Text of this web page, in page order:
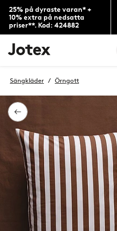
25% på dyraste varan* +
10% extra på nedsatta
priser**. Kod: 424882
Jotex
logotyp
till
Tillbaka
Sängkläder Örngott